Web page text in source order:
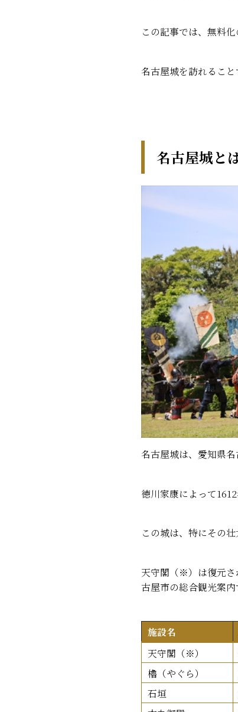
この記事では、無料
名古屋城を訪れるこ
名古屋城と
名古屋城は、愛知県
徳川家康によって
この城は、特にその
天守閣（※）は復元さ
古屋市の総合観光案
施設名
天守閣（※）
櫓（やぐら）
石垣